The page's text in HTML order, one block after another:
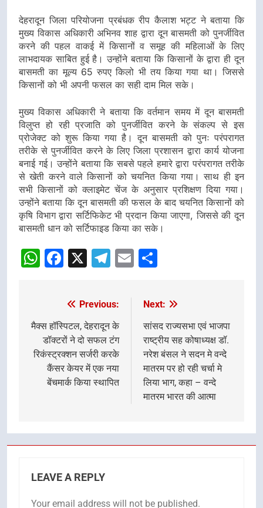
देहरादून जिला परियोजना प्रबंधक रीप कैलाश भट्ट ने बताया कि
मुख्य विकास अधिकारी अभिनव शाह द्वारा दून बासमती को पुनर्जीवित
करने की पहल वाकई में किसानों व समूह की महिलाओं के लिए
लाभदायक साबित हुई है। उन्होंने बताया कि किसानों के द्वारा ही दून
बासमती का मूल्य 65 रुपए किलो भी तय किया गया था। जिससे
किसानों को भी अपनी फसल का सही दाम मिल सके।
मुख्य विकास अधिकारी ने बताया कि वर्तमान समय में दून बासमती
विलुप्त हो रही प्रजाति को पुनर्जीवित करने के संकल्प से इस
प्रोजेक्ट को शुरू किया गया है। दून बासमती को पुनः परंपरागत
तरीके से पुनर्जीवित करने के लिए जिला प्रशासन द्वारा कार्य योजना
बनाई गई। उन्होंने बताया कि सबसे पहले हमारे द्वारा परंपरागत तरीके
से खेती करने वाले किसानों को चयनित किया गया। साथ ही इन
सभी किसानों को क्लाइमेट चेंज के अनुसार प्रशिक्षण दिया गया।
उन्होंने बताया कि दून बासमती की फसल के बाद चयनित किसानों को
कृषि विभाग द्वारा सर्टिफिकेट भी प्रदान किया जाएगा, जिससे की दून
बासमती धान को सर्टिफाइड किया का सके।
WhatsApp
Facebook
X Telegram
Email
navigation
Previous:
मैक्स हॉस्पिटल, देहरादून के
डॉक्टरों ने दो सफल टंग
रिकंस्ट्रक्शन सर्जरी करके
कैंसर केयर में एक नया
बेंचमार्क किया स्थापित
Next:
सांसद राज्यसभा एवं भाजपा
राष्ट्रीय सह कोषाध्यक्ष डॉ.
नरेश बंसल ने सदन मे वन्दे
मातरम पर हो रही चर्चा मे
लिया भाग, कहा – वन्दे
मातरम भारत की आत्मा
LEAVE A REPLY
Your email address will not be published.